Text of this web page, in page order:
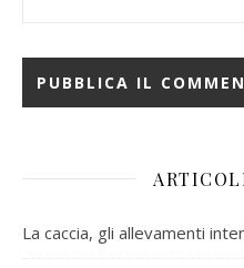
La caccia, gli allevamenti